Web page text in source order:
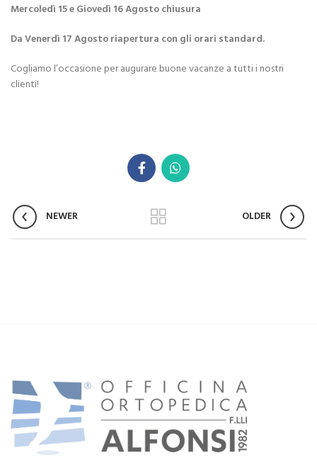
Mercoledì 15 e Giovedì 16 Agosto chiusura
Da Venerdì 17 Agosto riapertura con gli orari standard.
Cogliamo l’occasione per augurare buone vacanze a tutti i nostri
clienti!
NEWER OLDER